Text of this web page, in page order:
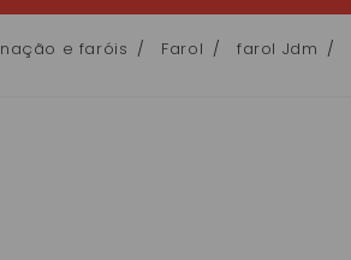
e faróis Farol farol Jdm